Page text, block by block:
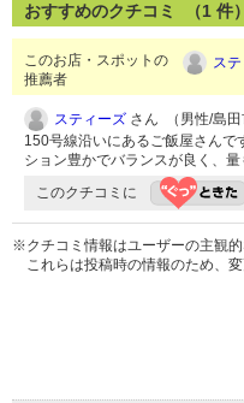
おすすめのクチコミ （1 件）
このお店・スポットの
推薦者
ス
スティーズ さん （男性/島田
150号線沿いにあるご飯屋さん
ション豊かでバランスが良く、量
このクチコミに
※クチコミ情報はユーザーの主観的
これらは投稿時の情報のため、